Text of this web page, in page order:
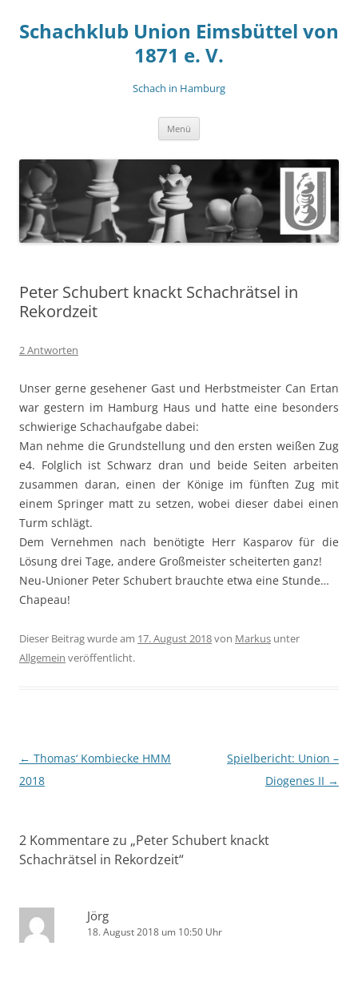
springen
Schachklub Union Eimsbüttel von
1871 e. V.
Schach in Hamburg
Menü
Peter Schubert knackt Schachrätsel in
Rekordzeit
2 Antworten
Unser gerne gesehener Gast und Herbstmeister Can Ertan
war gestern im Hamburg Haus und hatte eine besonders
schwierige Schachaufgabe dabei:
Man nehme die Grundstellung und den ersten weißen Zug
e4. Folglich ist Schwarz dran und beide Seiten arbeiten
zusammen daran, einen der Könige im fünften Zug mit
einem Springer matt zu setzen, wobei dieser dabei einen
Turm schlägt.
Dem Vernehmen nach benötigte Herr Kasparov für die
Lösung drei Tage, andere Großmeister scheiterten ganz!
Neu-Unioner Peter Schubert brauchte etwa eine Stunde…
Chapeau!
Dieser Beitrag wurde am 17. August 2018von Markus unter
Allgemein veröffentlicht.
Beitragsnavigation
← Thomas‘ Kombiecke HMM
2018
Spielbericht: Union –
Diogenes II →
2 Kommentare zu „Peter Schubert knackt
Schachrätsel in Rekordzeit“
Jörg
18. August 2018 um 10:50 Uhr